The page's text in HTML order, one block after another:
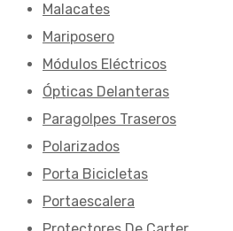
Malacates
Mariposero
Módulos Eléctricos
Ópticas Delanteras
Paragolpes Traseros
Polarizados
Porta Bicicletas
Portaescalera